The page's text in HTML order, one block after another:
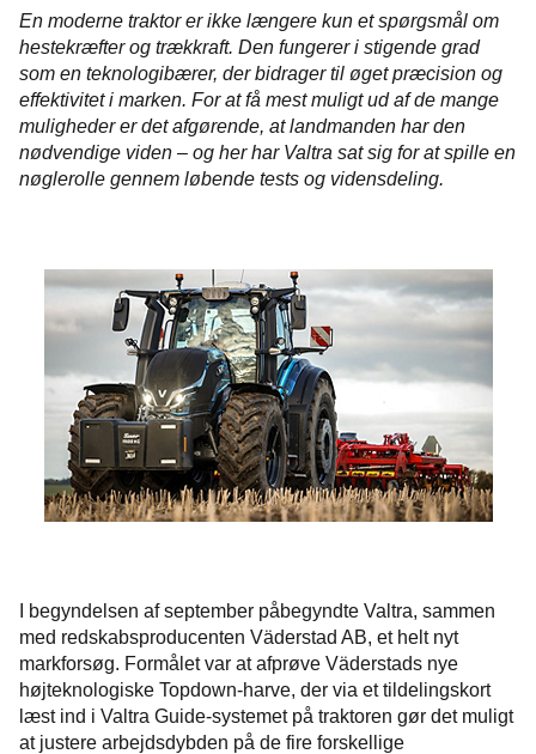
En moderne traktor er ikke længere kun et spørgsmål om
hestekræfter og trækkraft. Den fungerer i stigende grad
som en teknologibærer, der bidrager til øget præcision og
effektivitet i marken. For at få mest muligt ud af de mange
muligheder er det afgørende, at landmanden har den
nødvendige viden – og her har Valtra sat sig for at spille en
nøglerolle gennem løbende tests og vidensdeling.
I begyndelsen af september påbegyndte Valtra, sammen
med redskabsproducenten Väderstad AB, et helt nyt
markforsøg. Formålet var at afprøve Väderstads nye
højteknologiske Topdown-harve, der via et tildelingskort
læst ind i Valtra Guide-systemet på traktoren gør det muligt
at justere arbejdsdybden på de fire forskellige